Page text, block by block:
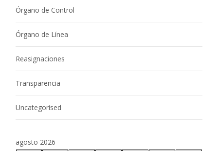
Órgano de Control
Órgano de Línea
Reasignaciones
Transparencia
Uncategorised
agosto 2026